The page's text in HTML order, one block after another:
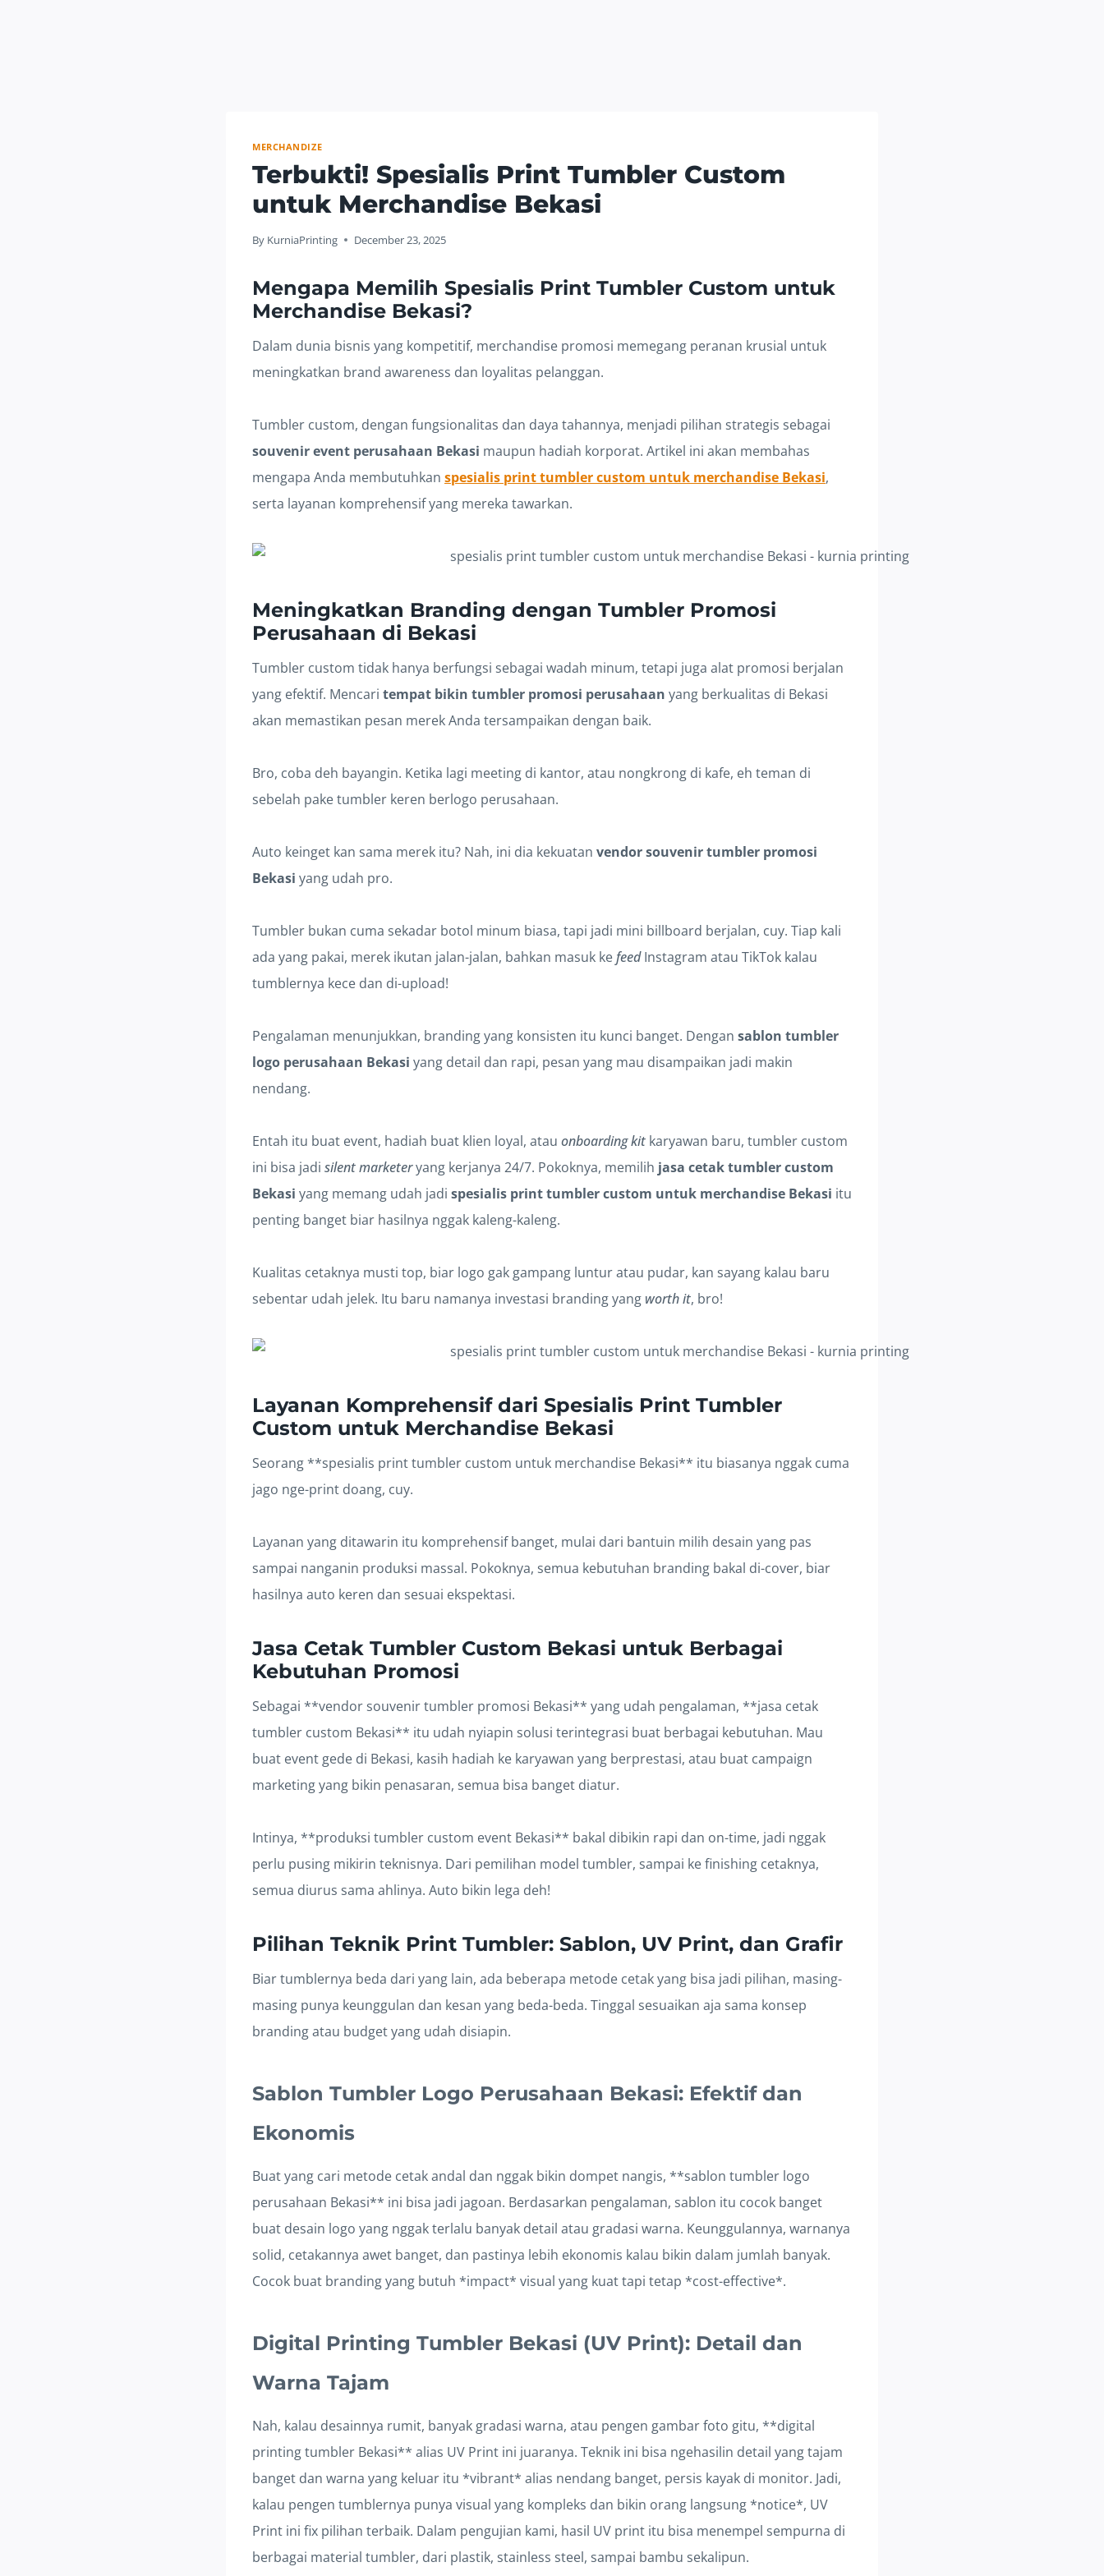
MERCHANDIZE
Terbukti! Spesialis Print Tumbler Custom
untuk Merchandise Bekasi
By KurniaPrinting December 23, 2025
Mengapa Memilih Spesialis Print Tumbler Custom untuk
Merchandise Bekasi?
Dalam dunia bisnis yang kompetitif, merchandise promosi memegang peranan krusial untuk
meningkatkan brand awareness dan loyalitas pelanggan.
Tumbler custom, dengan fungsionalitas dan daya tahannya, menjadi pilihan strategis sebagai
souvenir event perusahaan Bekasi maupun hadiah korporat. Artikel ini akan membahas
mengapa Anda membutuhkan spesialis print tumbler custom untuk merchandise Bekasi,
serta layanan komprehensif yang mereka tawarkan.
Meningkatkan Branding dengan Tumbler Promosi
Perusahaan di Bekasi
Tumbler custom tidak hanya berfungsi sebagai wadah minum, tetapi juga alat promosi berjalan
yang efektif. Mencari tempat bikin tumbler promosi perusahaan yang berkualitas di Bekasi
akan memastikan pesan merek Anda tersampaikan dengan baik.
Bro, coba deh bayangin. Ketika lagi meeting di kantor, atau nongkrong di kafe, eh teman di
sebelah pake tumbler keren berlogo perusahaan.
Auto keinget kan sama merek itu? Nah, ini dia kekuatan vendor souvenir tumbler promosi
Bekasi yang udah pro.
Tumbler bukan cuma sekadar botol minum biasa, tapi jadi mini billboard berjalan, cuy. Tiap kali
ada yang pakai, merek ikutan jalan-jalan, bahkan masuk kefeedInstagram atau TikTok kalau
tumblernya kece dan di-upload!
Pengalaman menunjukkan, branding yang konsisten itu kunci banget. Dengan sablon tumbler
logo perusahaan Bekasi yang detail dan rapi, pesan yang mau disampaikan jadi makin
nendang.
Entah itu buat event, hadiah buat klien loyal, atau onboarding kit karyawan baru, tumbler custom
ini bisa jadi silent marketeryang kerjanya 24/7. Pokoknya, memilih jasa cetak tumbler custom
Bekasi yang memang udah jadi spesialis print tumbler custom untuk merchandise Bekasi itu
penting banget biar hasilnya nggak kaleng-kaleng.
Kualitas cetaknya musti top, biar logo gak gampang luntur atau pudar, kan sayang kalau baru
sebentar udah jelek. Itu baru namanya investasi branding yang worth it, bro!
Layanan Komprehensif dari Spesialis Print Tumbler
Custom untuk Merchandise Bekasi
Seorang **spesialis print tumbler custom untuk merchandise Bekasi** itu biasanya nggak cuma
jago nge-print doang, cuy.
Layanan yang ditawarin itu komprehensif banget, mulai dari bantuin milih desain yang pas
sampai nanganin produksi massal. Pokoknya, semua kebutuhan branding bakal di-cover, biar
hasilnya auto keren dan sesuai ekspektasi.
Jasa Cetak Tumbler Custom Bekasi untuk Berbagai
Kebutuhan Promosi
Sebagai **vendor souvenir tumbler promosi Bekasi** yang udah pengalaman, **jasa cetak
tumbler custom Bekasi** itu udah nyiapin solusi terintegrasi buat berbagai kebutuhan. Mau
buat event gede di Bekasi, kasih hadiah ke karyawan yang berprestasi, atau buat campaign
marketing yang bikin penasaran, semua bisa banget diatur.
Intinya, **produksi tumbler custom event Bekasi** bakal dibikin rapi dan on-time, jadi nggak
perlu pusing mikirin teknisnya. Dari pemilihan model tumbler, sampai ke finishing cetaknya,
semua diurus sama ahlinya. Auto bikin lega deh!
Pilihan Teknik Print Tumbler: Sablon, UV Print, dan Grafir
Biar tumblernya beda dari yang lain, ada beberapa metode cetak yang bisa jadi pilihan, masing-
masing punya keunggulan dan kesan yang beda-beda. Tinggal sesuaikan aja sama konsep
branding atau budget yang udah disiapin.
Sablon Tumbler Logo Perusahaan Bekasi: Efektif dan
Ekonomis
Buat yang cari metode cetak andal dan nggak bikin dompet nangis, **sablon tumbler logo
perusahaan Bekasi** ini bisa jadi jagoan. Berdasarkan pengalaman, sablon itu cocok banget
buat desain logo yang nggak terlalu banyak detail atau gradasi warna. Keunggulannya, warnanya
solid, cetakannya awet banget, dan pastinya lebih ekonomis kalau bikin dalam jumlah banyak.
Cocok buat branding yang butuh *impact* visual yang kuat tapi tetap *cost-effective*.
Digital Printing Tumbler Bekasi (UV Print): Detail dan
Warna Tajam
Nah, kalau desainnya rumit, banyak gradasi warna, atau pengen gambar foto gitu, **digital
printing tumbler Bekasi** alias UV Print ini juaranya. Teknik ini bisa ngehasilin detail yang tajam
banget dan warna yang keluar itu *vibrant* alias nendang banget, persis kayak di monitor. Jadi,
kalau pengen tumblernya punya visual yang kompleks dan bikin orang langsung *notice*, UV
Print ini fix pilihan terbaik. Dalam pengujian kami, hasil UV print itu bisa menempel sempurna di
berbagai material tumbler, dari plastik, stainless steel, sampai bambu sekalipun.